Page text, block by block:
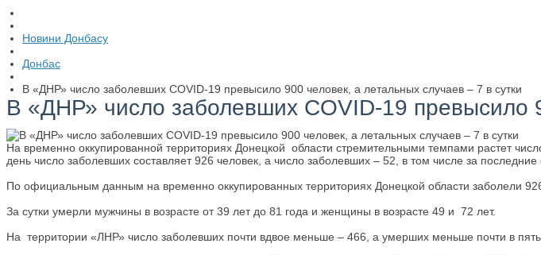
Новини Донбасу
Донбас
В «ДНР» число заболевших COVID-19 превысило 900 человек, а летальных случаев – 7 в сутки
В «ДНР» число заболевших COVID-19 превысило
На временно оккупированной территориях Донецкой области стремительными темпами растет
день число заболевших составляет 926 человек, а число заболевших – 52, в том числе за
По официальным данным на временно оккупированных территориях Донецкой области заболели
За сутки умерли мужчины в возрасте от 39 лет до 81 года и женщины в возрасте 49 и 72 лет.
На территории «ЛНР» число заболевших почти вдвое меньше – 466, а умерших меньше почти в пять